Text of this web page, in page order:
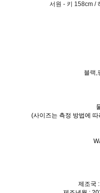
서원 - 키 158cm /
블랙,
(사이즈는 측정 방법에
제조국